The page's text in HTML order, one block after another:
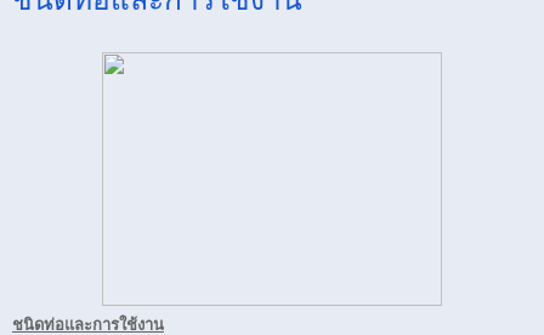
ชนิดท่อและการใช้งาน